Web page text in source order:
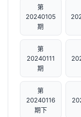
第
20240105
期
第
20240111
期
第
20240116
期下